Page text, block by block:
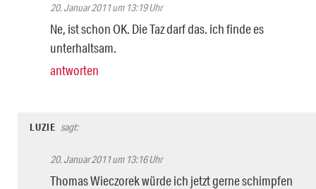
20. Januar 2011 um 13:19 Uhr
Ne, ist schon OK. Die Taz darf das. ich finde es
unterhaltsam.
antworten
LUZIE sagt:
20. Januar 2011 um 13:16 Uhr
Thomas Wieczorek würde ich jetzt gerne schimpfen